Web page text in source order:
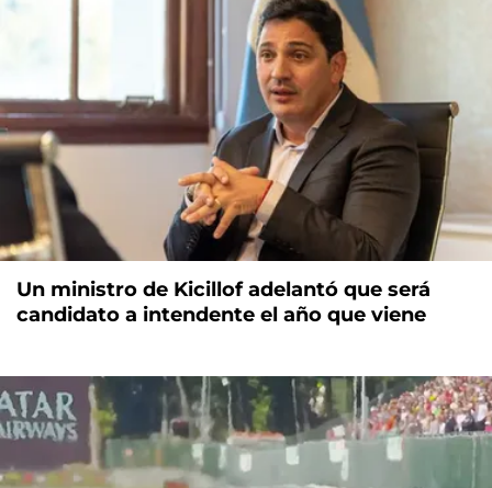
Un ministro de Kicillof adelantó que será
candidato a intendente el año que viene